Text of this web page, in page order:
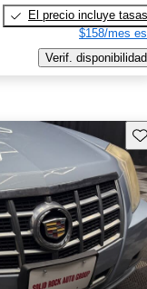
El precio incluye tasas
$158/mes
Verif. disponibilidad